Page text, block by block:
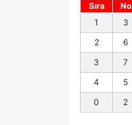
Sıra
No
1
3
2
6
3
7
4
5
0
2